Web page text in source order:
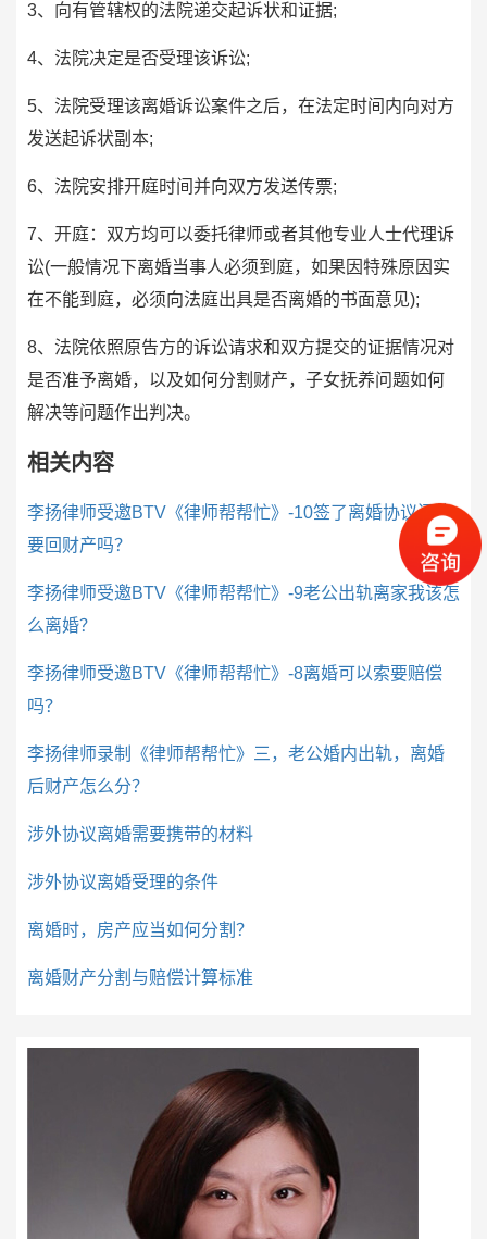
3、向有管辖权的法院递交起诉状和证据;
4、法院决定是否受理该诉讼;
5、法院受理该离婚诉讼案件之后，在法定时间内向对方
发送起诉状副本;
6、法院安排开庭时间并向双方发送传票;
7、开庭：双方均可以委托律师或者其他专业人士代理诉
讼(一般情况下离婚当事人必须到庭，如果因特殊原因实
在不能到庭，必须向法庭出具是否离婚的书面意见);
8、法院依照原告方的诉讼请求和双方提交的证据情况对
是否准予离婚，以及如何分割财产，子女抚养问题如何
解决等问题作出判决。
相关内容
李扬律师受邀BTV《律师帮帮忙》-10签了离婚协议还能
要回财产吗？
李扬律师受邀BTV《律师帮帮忙》-9老公出轨离家我该怎
么离婚？
李扬律师受邀BTV《律师帮帮忙》-8离婚可以索要赔偿
吗？
李扬律师录制《律师帮帮忙》三，老公婚内出轨，离婚
后财产怎么分？
涉外协议离婚需要携带的材料
涉外协议离婚受理的条件
离婚时，房产应当如何分割？
离婚财产分割与赔偿计算标准